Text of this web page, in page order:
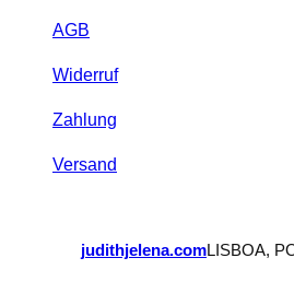
AGB
Widerruf
Zahlung
Versand
judithjelena.comLISBOA,